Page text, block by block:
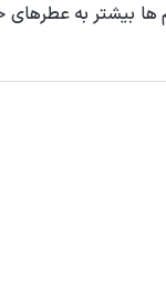
ها بیشتر به